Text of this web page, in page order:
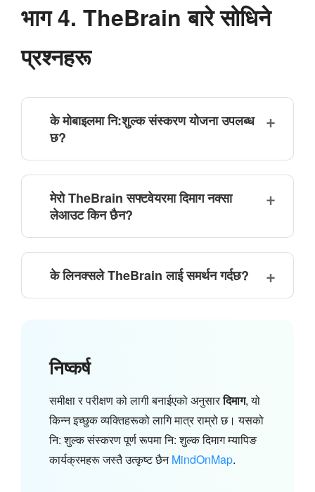
भाग 4. TheBrain बारे सोधिने
प्रश्नहरू
के मोबाइलमा नि:शुल्क संस्करण योजना उपलब्ध
छ?
मेरो TheBrain सफ्टवेयरमा दिमाग नक्सा
लेआउट किन छैन?
के लिनक्सले TheBrain लाई समर्थन गर्दछ?
निष्कर्ष
समीक्षा र परीक्षण को लागी बनाईएको अनुसारदिमाग, यो
किन्न इच्छुक व्यक्तिहरूको लागि मात्र राम्रो छ। यसको
नि: शुल्क संस्करण पूर्ण रूपमा नि: शुल्क दिमाग म्यापिङ
कार्यक्रमहरू जस्तै उत्कृष्ट छैनMindOnMap.